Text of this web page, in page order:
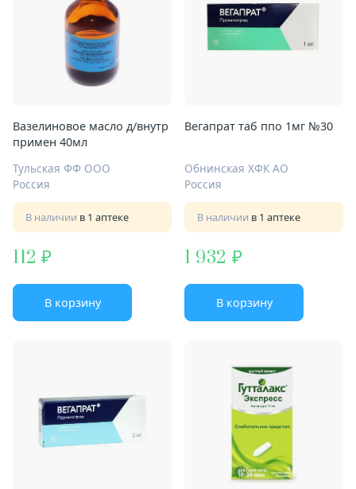
Вазелиновое масло д/внутр
примен 40мл
Тульская ФФ ООО
Россия
В наличии в 1 аптеке
112
В корзину
Вегапрат таб ппо 1мг №30
Обнинская ХФК АО
Россия
В наличии в 1 аптеке
1 932
В корзину